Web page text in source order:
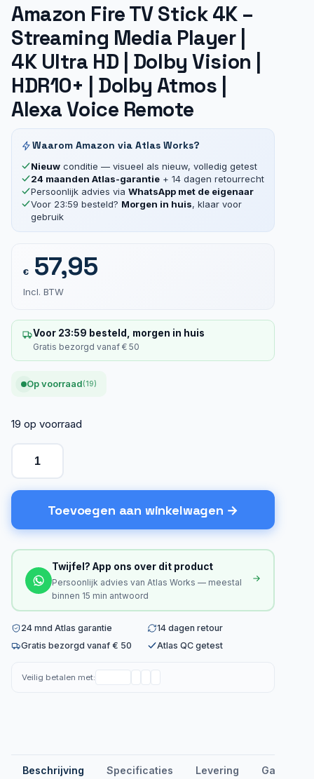
Amazon Fire TV Stick 4K –
Streaming Media Player |
4K Ultra HD | Dolby Vision |
HDR10+ | Dolby Atmos |
Alexa Voice Remote
Waarom Amazon via Atlas Works?
Nieuw conditie — visueel als nieuw, volledig getest
24 maanden Atlas-garantie + 14 dagen retourrecht
Persoonlijk advies via WhatsApp met de eigenaar
Voor 23:59 besteld? Morgen in huis, klaar voor
gebruik
€57,95
Incl. BTW
Voor 23:59 besteld, morgen in huis
Gratis bezorgd vanaf € 50
Op voorraad(19)
19 op voorraad
Toevoegen aan winkelwagen
Twijfel? App ons over dit product
Persoonlijk advies van Atlas Works — meestal
binnen 15 min antwoord
24 mnd Atlas garantie
14 dagen retour
Gratis bezorgd vanaf € 50
Atlas QC getest
Veilig betalen met:
Beschrijving Specificaties Levering Garantie